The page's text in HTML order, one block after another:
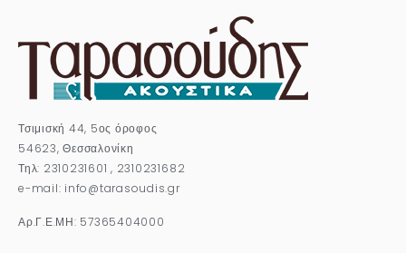
Τσιμισκή 44, 5ος όροφος
54623, Θεσσαλονίκη
Τηλ: 2310231601 , 2310231682
e-mail: info@tarasoudis.gr
Αρ.Γ.Ε.ΜΗ: 57365404000